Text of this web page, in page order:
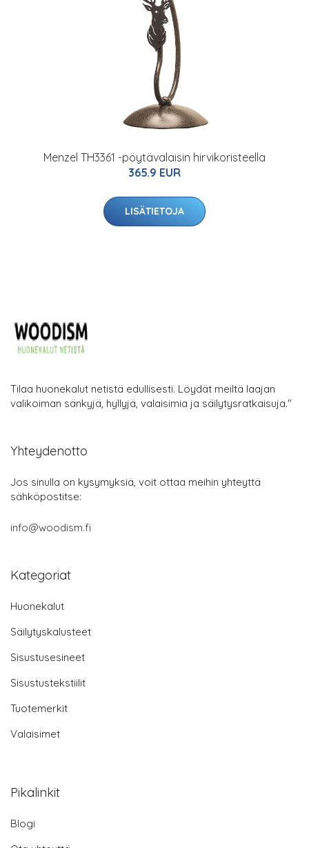
Menzel TH3361 -pöytävalaisin hirvikoristeella
365.9 EUR
LISÄTIETOJA
Tilaa huonekalut netistä edullisesti. Löydät meiltä laajan
valikoiman sänkyjä, hyllyjä, valaisimia ja säilytysratkaisuja."
Yhteydenotto
Jos sinulla on kysymyksiä, voit ottaa meihin yhteyttä
sähköpostitse:
info@woodism.fi
Kategoriat
Huonekalut
Säilytyskalusteet
Sisustusesineet
Sisustustekstiilit
Tuotemerkit
Valaisimet
Pikalinkit
Blogi